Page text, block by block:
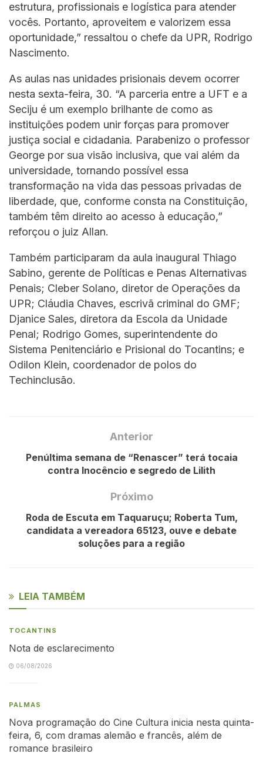
estrutura, profissionais e logística para atender
vocês. Portanto, aproveitem e valorizem essa
oportunidade,” ressaltou o chefe da UPR, Rodrigo
Nascimento.
As aulas nas unidades prisionais devem ocorrer
nesta sexta-feira, 30. “A parceria entre a UFT e a
Seciju é um exemplo brilhante de como as
instituições podem unir forças para promover
justiça social e cidadania. Parabenizo o professor
George por sua visão inclusiva, que vai além da
universidade, tornando possível essa
transformação na vida das pessoas privadas de
liberdade, que, conforme consta na Constituição,
também têm direito ao acesso à educação,”
reforçou o juiz Allan.
Também participaram da aula inaugural Thiago
Sabino, gerente de Políticas e Penas Alternativas
Penais; Cleber Solano, diretor de Operações da
UPR; Cláudia Chaves, escrivã criminal do GMF;
Djanice Sales, diretora da Escola da Unidade
Penal; Rodrigo Gomes, superintendente do
Sistema Penitenciário e Prisional do Tocantins; e
Odilon Klein, coordenador de polos do
Techinclusão.
Anterior
Penúltima semana de “Renascer” terá tocaia
contra Inocêncio e segredo de Lilith
Próximo
Roda de Escuta em Taquaruçu; Roberta Tum,
candidata a vereadora 65123, ouve e debate
soluções para a região
LEIA TAMBÉM
TOCANTINS
Nota de esclarecimento
06/08/2026
PALMAS
Nova programação do Cine Cultura inicia nesta quinta-
feira, 6, com dramas alemão e francês, além de
romance brasileiro